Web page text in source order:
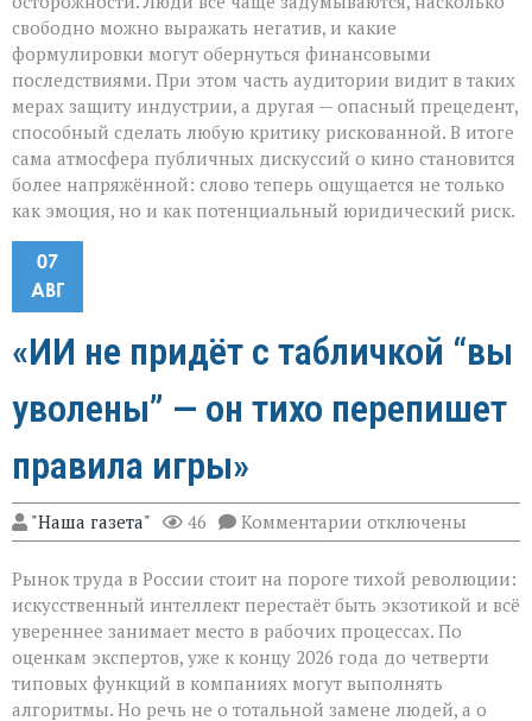
свободно можно выражать негатив, и какие
формулировки могут обернуться финансовыми
последствиями. При этом часть аудитории видит в таких
мерах защиту индустрии, а другая — опасный прецедент,
способный сделать любую критику рискованной. В итоге
сама атмосфера публичных дискуссий о кино становится
более напряжённой: слово теперь ощущается не только
как эмоция, но и как потенциальный юридический риск.
07
АВГ
«ИИ не придёт с табличкой “вы
уволены” — он тихо перепишет
правила игры»
"Наша газета" 46 Комментарии к
записи
не
придёт
табличкой
“вы
уволены” — он
тихо
отключены
Рынок труда в России стоит на пороге тихой революции:
искусственный интеллект перестаёт быть экзотикой и всё
увереннее занимает место в рабочих процессах. По
оценкам экспертов, уже к концу 2026 года до четверти
типовых функций в компаниях могут выполнять
алгоритмы. Но речь не о тотальной замене людей, а о